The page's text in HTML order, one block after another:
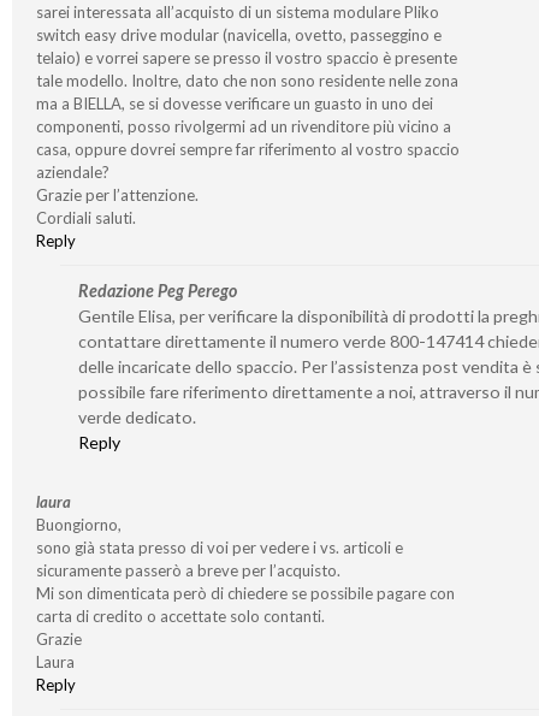
sarei interessata all’acquisto di un sistema modulare Pliko
switch easy drive modular (navicella, ovetto, passeggino e
telaio) e vorrei sapere se presso il vostro spaccio è presente
tale modello. Inoltre, dato che non sono residente nelle zona
ma a BIELLA, se si dovesse verificare un guasto in uno dei
componenti, posso rivolgermi ad un rivenditore più vicino a
casa, oppure dovrei sempre far riferimento al vostro spaccio
aziendale?
Grazie per l’attenzione.
Cordiali saluti.
Reply
Redazione Peg Perego
Gentile Elisa, per verificare la disponibilità di prodotti la
contattare direttamente il numero verde 800-147414
delle incaricate dello spaccio. Per l’assistenza post vendita è
possibile fare riferimento direttamente a noi, attraverso il
verde dedicato.
Reply
laura
Buongiorno,
sono già stata presso di voi per vedere i vs. articoli e
sicuramente passerò a breve per l’acquisto.
Mi son dimenticata però di chiedere se possibile pagare con
carta di credito o accettate solo contanti.
Grazie
Laura
Reply